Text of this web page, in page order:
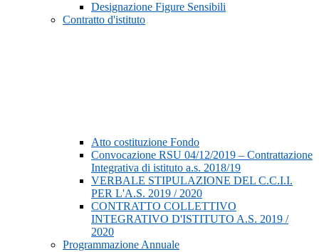
Designazione Figure Sensibili
Contratto d'istituto
Atto costituzione Fondo
Convocazione RSU 04/12/2019 – Contrattazione
Integrativa di istituto a.s. 2018/19
VERBALE STIPULAZIONE DEL C.C.I.I.
PER L'A.S. 2019 / 2020
CONTRATTO COLLETTIVO
INTEGRATIVO D'ISTITUTO A.S. 2019 /
2020
Programmazione Annuale